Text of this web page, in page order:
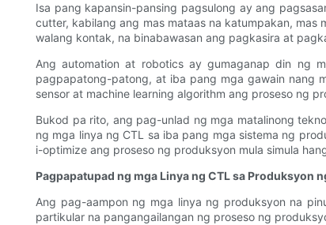
Isa pang kapansin-pansing pagsulong ay ang
cutter, kabilang ang mas mataas na katumpakan,
walang kontak, na binabawasan ang pagkasira at
Ang automation at robotics ay gumaganap din ng
pagpapatong-patong, at iba pang mga gawain nang
sensor at machine learning algorithm ang proseso ng
Bukod pa rito, ang pag-unlad ng mga matalinong
ng mga linya ng CTL sa iba pang mga sistema ng
i-optimize ang proseso ng produksyon mula simula
Pagpapatupad ng mga Linya ng CTL sa Produksyon
Ang pag-aampon ng mga linya ng produksyon na
partikular na pangangailangan ng proseso ng